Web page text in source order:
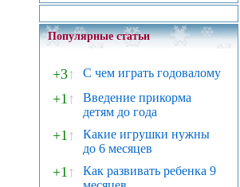
Популярные статьи
+3↑ С чем играть годовалому
+1↑
Введение прикорма
детям до года
+1↑
Какие игрушки нужны
до 6 месяцев
+1↑
Как развивать ребенка 9